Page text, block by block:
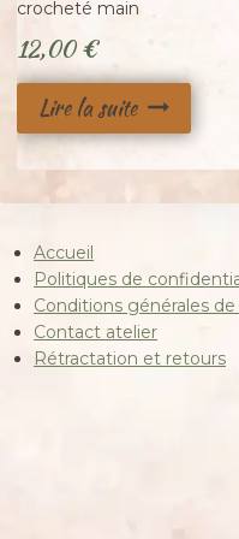
crocheté main
12,00€
Lire la suite
Accueil
Politiques de
Conditions générales
Contact atelier
Rétractation et retours